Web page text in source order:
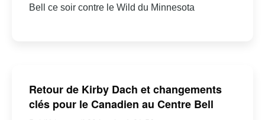
Bell ce soir contre le Wild du Minnesota
Retour de Kirby Dach et changements
clés pour le Canadien au Centre Bell